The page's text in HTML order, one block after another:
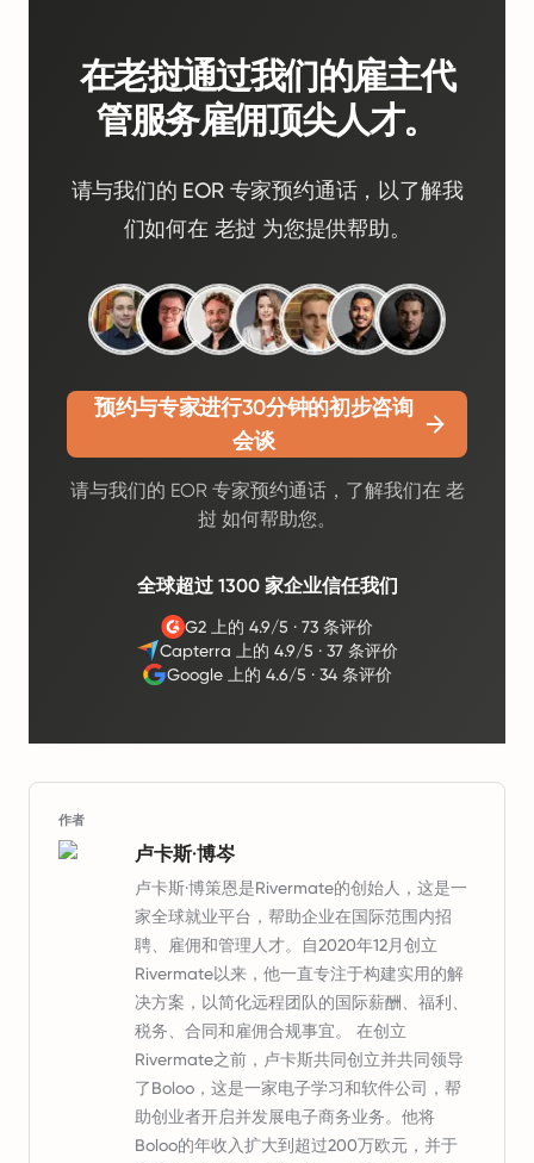
在老挝通过我们的雇主代
管服务雇佣顶尖人才。
请与我们的 EOR 专家预约通话，以了解我
们如何在 老挝 为您提供帮助。
预约与专家进行30分钟的初步咨询
会谈
请与我们的 EOR 专家预约通话，了解我们在 老
挝 如何帮助您。
全球超过 1300 家企业信任我们
G2 上的 4.9/5 ·73 条评价
Capterra 上的 4.9/5 ·37 条评价
Google 上的 4.6/5 · 34 条评价
作者
卢卡斯·博岑
卢卡斯·博策恩是Rivermate的创始人，这是一
家全球就业平台，帮助企业在国际范围内招
聘、雇佣和管理人才。自2020年12月创立
Rivermate以来，他一直专注于构建实用的解
决方案，以简化远程团队的国际薪酬、福利、
税务、合同和雇佣合规事宜。 在创立
Rivermate之前，卢卡斯共同创立并共同领导
了Boloo，这是一家电子学习和软件公司，帮
助创业者开启并发展电子商务业务。他将
Boloo的年收入扩大到超过200万欧元，并于